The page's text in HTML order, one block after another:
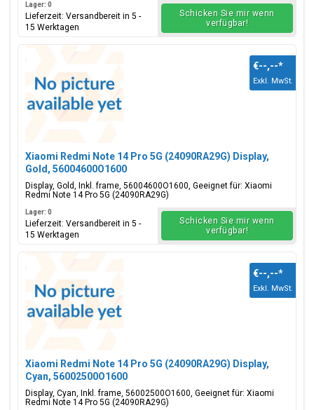
Lager: 0
Lieferzeit: Versandbereit in 5 -
15 Werktagen
Schicken Sie mir wenn
verfügbar!
Xiaomi Redmi Note 14 Pro 5G (24090RA29G) Display,
Gold, 56004600O1600
Display, Gold, Inkl. frame, 56004600O1600, Geeignet für: Xiaomi
Redmi Note 14 Pro 5G (24090RA29G)
€--,--*
Exkl. MwSt.
Lager: 0
Lieferzeit: Versandbereit in 5 -
15 Werktagen
Schicken Sie mir wenn
verfügbar!
Xiaomi Redmi Note 14 Pro 5G (24090RA29G) Display,
Cyan, 56002500O1600
Display, Cyan, Inkl. frame, 56002500O1600, Geeignet für: Xiaomi
Redmi Note 14 Pro 5G (24090RA29G)
€--,--*
Exkl. MwSt.